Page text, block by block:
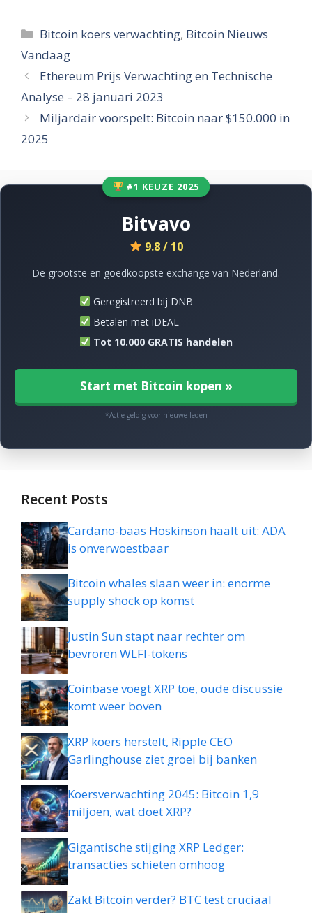
Categorieën
Bitcoin koers verwachting, Bitcoin Nieuws
Vandaag
Ethereum Prijs Verwachting en Technische
Analyse – 28 januari 2023
Miljardair voorspelt: Bitcoin naar $150.000 in
2025
#1 KEUZE 2025
Bitvavo
9.8 / 10
De grootste en goedkoopste exchange van Nederland.
Geregistreerd bij DNB
Betalen met iDEAL
Tot 10.000 GRATIS handelen
Start met Bitcoin kopen »
*Actie geldig voor nieuwe leden
Recent Posts
Cardano-baas Hoskinson haalt uit: ADA
is onverwoestbaar
Bitcoin whales slaan weer in: enorme
supply shock op komst
Justin Sun stapt naar rechter om
bevroren WLFI-tokens
Coinbase voegt XRP toe, oude discussie
komt weer boven
XRP koers herstelt, Ripple CEO
Garlinghouse ziet groei bij banken
Koersverwachting 2045: Bitcoin 1,9
miljoen, wat doet XRP?
Gigantische stijging XRP Ledger:
transacties schieten omhoog
Zakt Bitcoin verder? BTC test cruciaal